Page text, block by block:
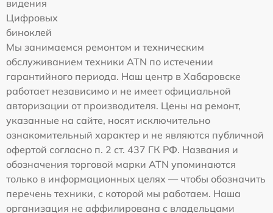
видения
Цифровых
биноклей
Мы занимаемся ремонтом и техническим
обслуживанием техники ATN по истечении
гарантийного периода. Наш центр в Хабаровске
работает независимо и не имеет официальной
авторизации от производителя. Цены на ремонт,
указанные на сайте, носят исключительно
ознакомительный характер и не являются публичной
офертой согласно п. 2 ст. 437 ГК РФ. Названия и
обозначения торговой марки ATN упоминаются
только в информационных целях — чтобы обозначить
перечень техники, с которой мы работаем. Наша
организация не аффилирована с владельцами